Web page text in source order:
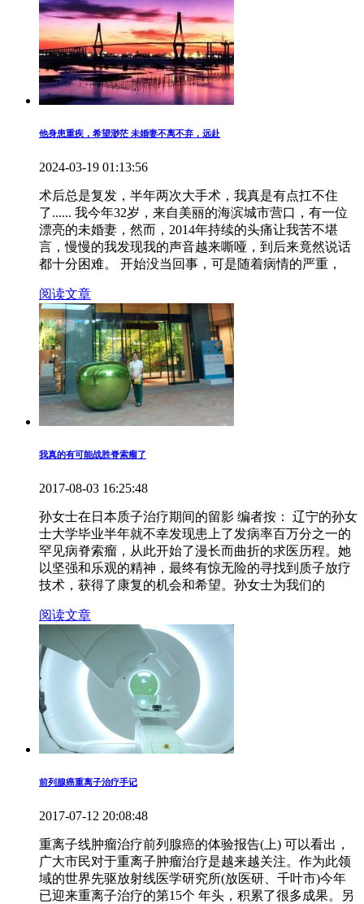
他身患重疾，希望渺茫 未婚妻不离不弃，远赴
2024-03-19 01:13:56
术后总是复发，半年两次大手术，我真是有点扛不住
了...... 我今年32岁，来自美丽的海滨城市营口，有一位
漂亮的未婚妻，然而，2014年持续的头痛让我苦不堪
言，慢慢的我发现我的声音越来嘶哑，到后来竟然说话
都十分困难。 开始没当回事，可是随着病情的严重，
阅读文章
我真的有可能战胜脊索瘤了
2017-08-03 16:25:48
孙女士在日本质子治疗期间的留影 编者按： 辽宁的孙女
士大学毕业半年就不幸发现患上了发病率百万分之一的
罕见病脊索瘤，从此开始了漫长而曲折的求医历程。她
以坚强和乐观的精神，最终有惊无险的寻找到质子放疗
技术，获得了康复的机会和希望。孙女士为我们的
阅读文章
前列腺癌重离子治疗手记
2017-07-12 20:08:48
重离子线肿瘤治疗前列腺癌的体验报告(上) 可以看出，
广大市民对于重离子肿瘤治疗是越来越关注。作为此领
域的世界先驱放射线医学研究所(放医研、千叶市)今年
已迎来重离子治疗的第15个 年头，积累了很多成果。另